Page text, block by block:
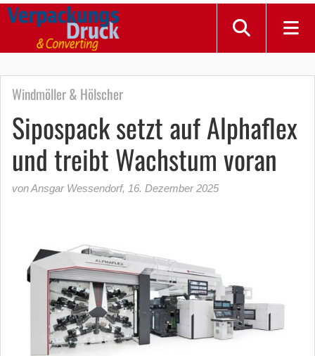
Windmöller & Hölscher
Sipospack setzt auf Alphaflex
und treibt Wachstum voran
von Ansgar Wessendorf, 16. Dezember 2025